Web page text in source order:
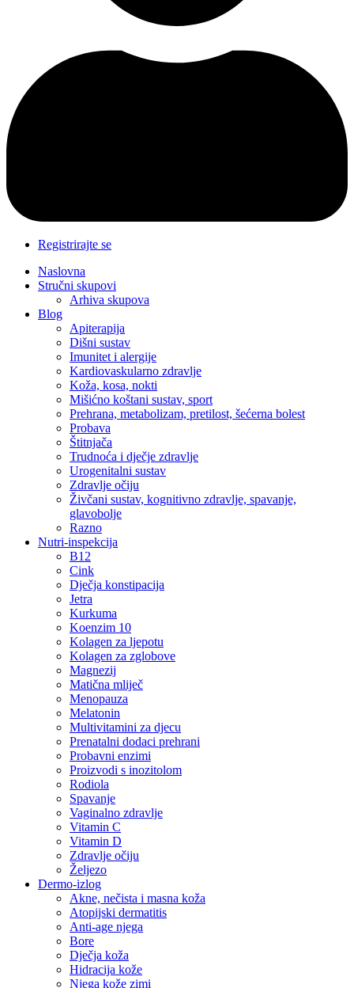
Registrirajte se
Naslovna
Stručni skupovi
Arhiva skupova
Blog
Apiterapija
Dišni sustav
Imunitet i alergije
Kardiovaskularno zdravlje
Koža, kosa, nokti
Mišićno koštani sustav, sport
Prehrana, metabolizam, pretilost, šećerna bolest
Probava
Štitnjača
Trudnoća i dječje zdravlje
Urogenitalni sustav
Zdravlje očiju
Živčani sustav, kognitivno zdravlje, spavanje,
glavobolje
Razno
Nutri-inspekcija
B12
Cink
Dječja konstipacija
Jetra
Kurkuma
Koenzim 10
Kolagen za ljepotu
Kolagen za zglobove
Magnezij
Matična mliječ
Menopauza
Melatonin
Multivitamini za djecu
Prenatalni dodaci prehrani
Probavni enzimi
Proizvodi s inozitolom
Rodiola
Spavanje
Vaginalno zdravlje
Vitamin C
Vitamin D
Zdravlje očiju
Željezo
Dermo-izlog
Akne, nečista i masna koža
Atopijski dermatitis
Anti-age njega
Bore
Dječja koža
Hidracija kože
Njega kože zimi